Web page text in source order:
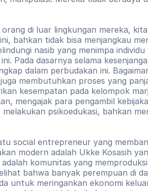
orang di luar lingkungan mereka,
bahkan tidak bisa menjangkau
nasib yang menimpa
Pada dasarnya selama
dalam perbudakan ini.
membutuhkan proses yang
kesempatan pada kelompok
mengajak para pengambil
melakukan psikoedukasi, bahkan
social entrepreneur yang
modern adalah Ukke Kosasih
adalah komunitas yang
bahwa banyak perempuan di
untuk meringankan ekonomi